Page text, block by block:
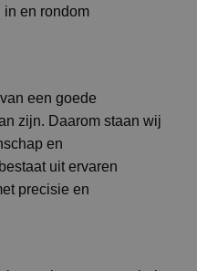
en rondom
een goede
zijn. Daarom staan wij
en
uit ervaren
precisie en